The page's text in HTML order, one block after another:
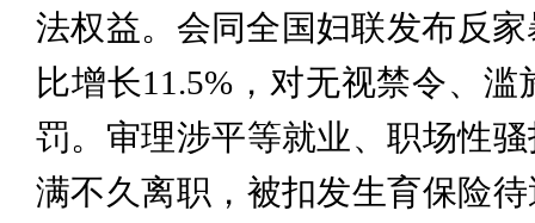
法权益。会同全国妇联发布反
比增长11.5%，对无视禁令、
罚。审理涉平等就业、职场性
满不久离职，被扣发生育保险